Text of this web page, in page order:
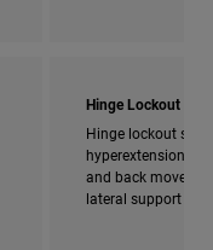
Hinge Lockout
Hinge lockout
hyperextension,
and back
lateral support